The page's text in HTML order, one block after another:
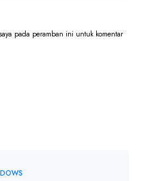
pada peramban ini untuk komentar